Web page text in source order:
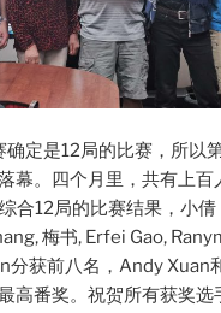
定是12局的比赛，所以
幕。四个月里，共有上百
合12局的比赛结果，小
梅书, Erfei Gao,
分获前八名，Andy Xuan
高番奖。祝贺所有获奖选